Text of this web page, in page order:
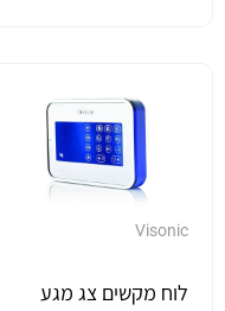
Visonic
לוח מקשים צג מגע